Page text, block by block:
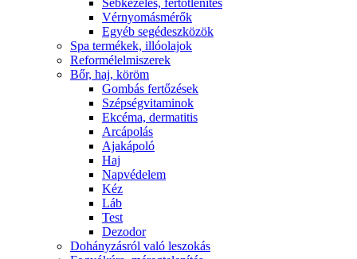
Sebkezelés, fertőtlenítés
Vérnyomásmérők
Egyéb segédeszközök
Spa termékek, illóolajok
Reformélelmiszerek
Bőr, haj, köröm
Gombás fertőzések
Szépségvitaminok
Ekcéma, dermatitis
Arcápolás
Ajakápoló
Haj
Napvédelem
Kéz
Láb
Test
Dezodor
Dohányzásról való leszokás